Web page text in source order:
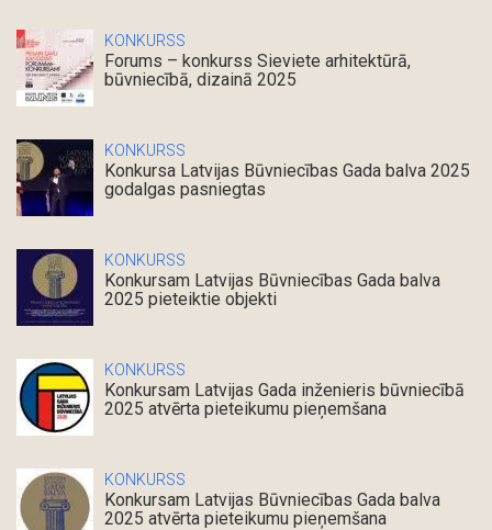
KONKURSS
Forums – konkurss Sieviete arhitektūrā,
būvniecībā, dizainā 2025
KONKURSS
Konkursa Latvijas Būvniecības Gada balva 2025
godalgas pasniegtas
KONKURSS
Konkursam Latvijas Būvniecības Gada balva
2025 pieteiktie objekti
KONKURSS
Konkursam Latvijas Gada inženieris būvniecībā
2025 atvērta pieteikumu pieņemšana
KONKURSS
Konkursam Latvijas Būvniecības Gada balva
2025 atvērta pieteikumu pieņemšana